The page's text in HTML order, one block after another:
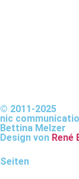
© 2011-2025
nic
Bettina Melzer
Design von René
Seiten